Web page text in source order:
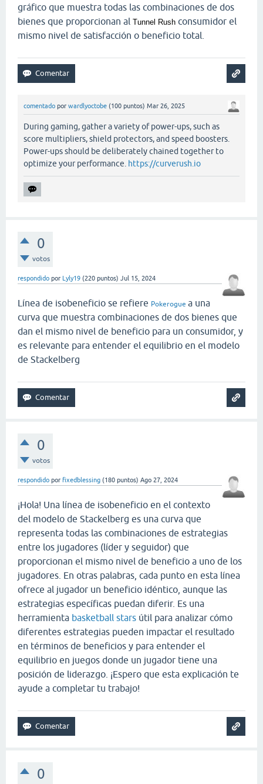
gráfico que muestra todas las combinaciones de dos
bienes que proporcionan al Tunnel Rush consumidor el
mismo nivel de satisfacción o beneficio total.
comentado por wardlyoctobe (100 puntos) Mar 26, 2025
During gaming, gather a variety of power-ups, such as
score multipliers, shield protectors, and speed boosters.
Power-ups should be deliberately chained together to
optimize your performance. https://curverush.io
0
votos
respondido por Lyly19 (220 puntos) Jul 15, 2024
Línea de isobeneficio se refiere Pokerogue a una
curva que muestra combinaciones de dos bienes que
dan el mismo nivel de beneficio para un consumidor, y
es relevante para entender el equilibrio en el modelo
de Stackelberg
0
votos
respondido por fixedblessing (180 puntos) Ago 27, 2024
¡Hola! Una línea de isobeneficio en el contexto
del modelo de Stackelberg es una curva que
representa todas las combinaciones de estrategias
entre los jugadores (líder y seguidor) que
proporcionan el mismo nivel de beneficio a uno de los
jugadores. En otras palabras, cada punto en esta línea
ofrece al jugador un beneficio idéntico, aunque las
estrategias específicas puedan diferir. Es una
herramienta basketball stars útil para analizar cómo
diferentes estrategias pueden impactar el resultado
en términos de beneficios y para entender el
equilibrio en juegos donde un jugador tiene una
posición de liderazgo. ¡Espero que esta explicación te
ayude a completar tu trabajo!
0